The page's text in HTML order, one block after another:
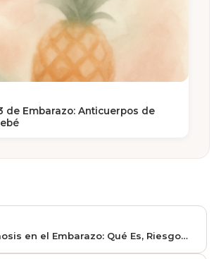
de Embarazo: Anticuerpos de
en el Embarazo: Qué Es, Riesgos